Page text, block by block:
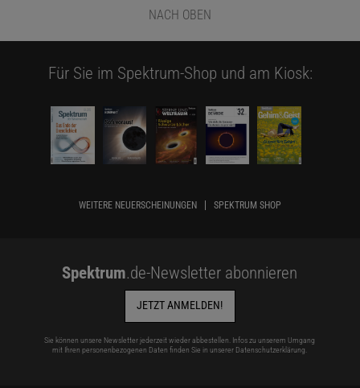
NACH OBEN
Für Sie im Spektrum-Shop und am Kiosk:
WEITERE NEUERSCHEINUNGEN SPEKTRUM SHOP
Spektrum.de-Newsletter abonnieren
JETZT ANMELDEN!
Sie können unsere Newsletter jederzeit wieder abbestellen. Infos zu unserem Umgang
mit Ihren personenbezogenen Daten finden Sie in unserer Datenschutzerklärung